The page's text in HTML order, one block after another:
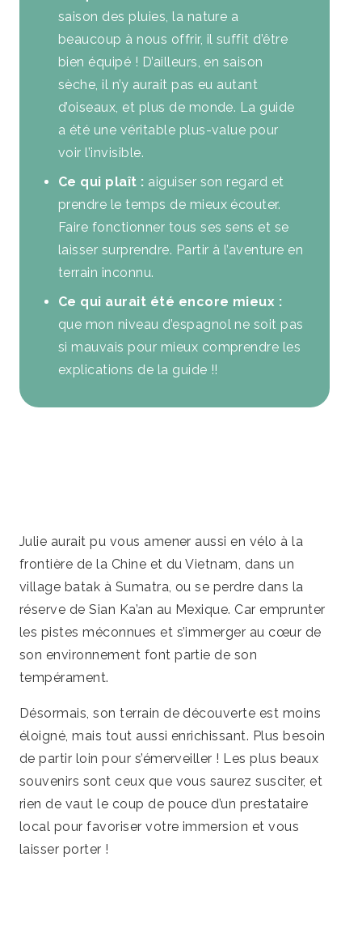
saison des pluies, la nature a
beaucoup à nous offrir, il suffit d’être
bien équipé ! D’ailleurs, en saison
sèche, il n’y aurait pas eu autant
d’oiseaux, et plus de monde. La guide
a été une véritable plus-value pour
voir l’invisible.
Ce qui plaît : aiguiser son regard et
prendre le temps de mieux écouter.
Faire fonctionner tous ses sens et se
laisser surprendre. Partir à l’aventure en
terrain inconnu.
Ce qui aurait été encore mieux :
que mon niveau d’espagnol ne soit pas
si mauvais pour mieux comprendre les
explications de la guide !!
Julie aurait pu vous amener aussi en vélo à la
frontière de la Chine et du Vietnam, dans un
village batak à Sumatra, ou se perdre dans la
réserve de Sian Ka’an au Mexique. Car emprunter
les pistes méconnues et s’immerger au cœur de
son environnement font partie de son
tempérament.
Désormais, son terrain de découverte est moins
éloigné, mais tout aussi enrichissant. Plus besoin
de partir loin pour s’émerveiller ! Les plus beaux
souvenirs sont ceux que vous saurez susciter, et
rien de vaut le coup de pouce d’un prestataire
local pour favoriser votre immersion et vous
laisser porter !